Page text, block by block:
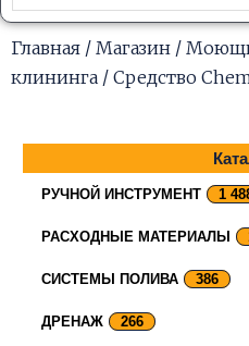
Главная / Магазин /
клининга / Средство
РУЧНОЙ ИНСТРУМЕНТ 1
РАСХОДНЫЕ МАТЕРИАЛЫ
СИСТЕМЫ ПОЛИВА 386
ДРЕНАЖ 266